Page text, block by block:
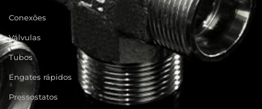
Conexões
Válvulas
Tubos
Engates rápidos
Pressostatos